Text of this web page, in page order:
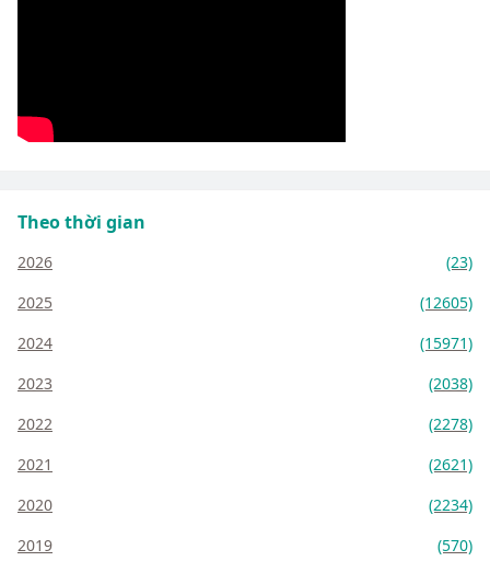
Theo thời gian
2026
(23)
2025
(12605)
2024
(15971)
2023
(2038)
2022
(2278)
2021
(2621)
2020
(2234)
2019
(570)